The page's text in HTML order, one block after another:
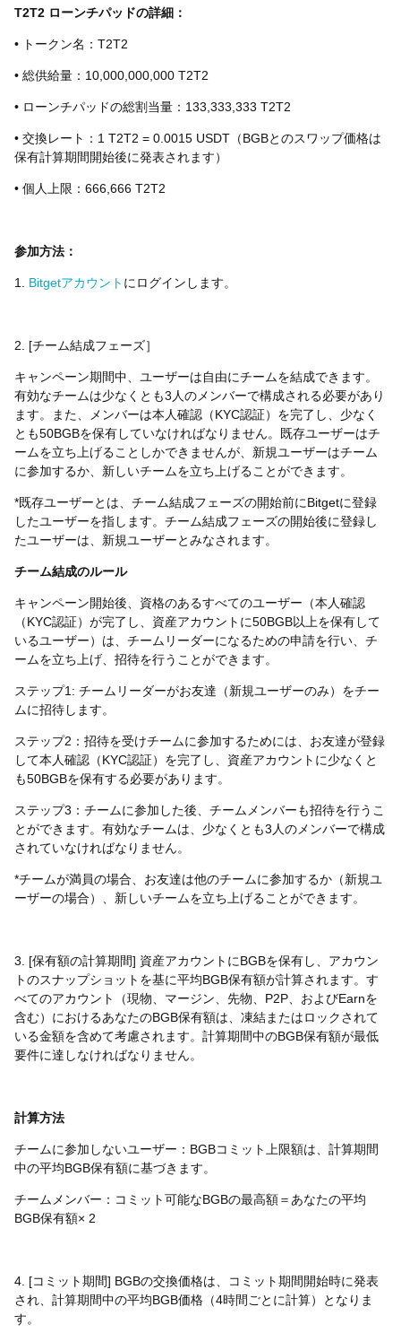
T2T2 ローンチパッドの詳細：
• トークン名：T2T2
• 総供給量：10,000,000,000 T2T2
• ローンチパッドの総割当量：133,333,333 T2T2
• 交換レート：1 T2T2 = 0.0015 USDT（BGBとのスワップ価格は
保有計算期間開始後に発表されます）
• 個人上限：666,666 T2T2
参加方法：
1. Bitgetアカウント にログインします。
2. [チーム結成フェーズ］
キャンペーン期間中、ユーザーは自由にチームを結成できます。
有効なチームは少なくとも3人のメンバーで構成される必要があり
ます。また、メンバーは本人確認（KYC認証）を完了し、少なく
とも50BGBを保有していなければなりません。既存ユーザーはチ
ームを立ち上げることしかできませんが、新規ユーザーはチーム
に参加するか、新しいチームを立ち上げることができます。
*既存ユーザーとは、チーム結成フェーズの開始前にBitgetに登録
したユーザーを指します。チーム結成フェーズの開始後に登録し
たユーザーは、新規ユーザーとみなされます。
チーム結成のルール
キャンペーン開始後、資格のあるすべてのユーザー（本人確認
（KYC認証）が完了し、資産アカウントに50BGB以上を保有して
いるユーザー）は、チームリーダーになるための申請を行い、チ
ームを立ち上げ、招待を行うことができます。
ステップ1: チームリーダーがお友達（新規ユーザーのみ）をチー
ムに招待します。
ステップ2：招待を受けチームに参加するためには、お友達が登録
して本人確認（KYC認証）を完了し、資産アカウントに少なくと
も50BGBを保有する必要があります。
ステップ3：チームに参加した後、チームメンバーも招待を行うこ
とができます。有効なチームは、少なくとも3人のメンバーで構成
されていなければなりません。
*チームが満員の場合、お友達は他のチームに参加するか（新規ユ
ーザーの場合）、新しいチームを立ち上げることができます。
3. [保有額の計算期間] 資産アカウントにBGBを保有し、アカウン
トのスナップショットを基に平均BGB保有額が計算されます。す
べてのアカウント（現物、マージン、先物、P2P、およびEarnを
含む）におけるあなたのBGB保有額は、凍結またはロックされて
いる金額を含めて考慮されます。計算期間中のBGB保有額が最低
要件に達しなければなりません。
計算方法
チームに参加しないユーザー：BGBコミット上限額は、計算期間
中の平均BGB保有額に基づきます。
チームメンバー：コミット可能なBGBの最高額＝あなたの平均
BGB保有額× 2
4. [コミット期間] BGBの交換価格は、コミット期間開始時に発表
され、計算期間中の平均BGB価格（4時間ごとに計算）となりま
す。